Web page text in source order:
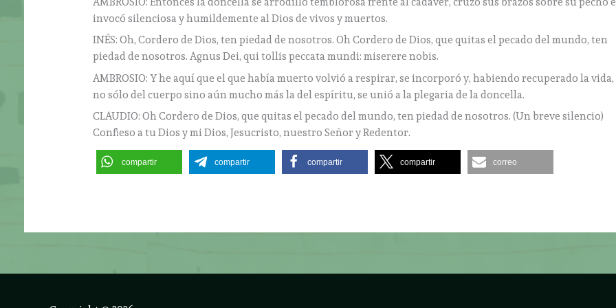
invocó silenciosa y humildemente al Dios de vivos y muertos.
INÉS: Oh, Cordero de Dios, ten piedad de nosotros. Oh Cordero de Dios, que quitas el pecado del mundo, ten
piedad de nosotros. Agnus Dei, qui tollis peccata mundi: miserere nobis.
AMBROSIO: Y he aquí que el que había muerto volvió a respirar, se incorporó y, habiendo recuperado la vida,
no sólo del cuerpo sino aún mucho más la del espíritu, se unió a la plegaria de la doncella.
CLAUDIO: Oh Cordero de Dios, que quitas el pecado del mundo, ten piedad de nosotros. (Un breve silencio)
Confieso a tu Dios y mi Dios, Jesucristo, nuestro Señor y Redentor.
compartir compartir compartir compartir correo